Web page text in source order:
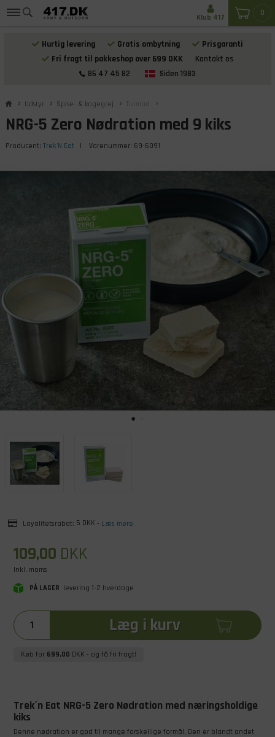
Hurtig levering Gratis ombytning
Prisgaranti
Fri fragt til pakkeshop over 699 DKK
Kontakt os
86 47 45 82
Siden 1983
0
Klub 417
Udstyr Spise- & kogegrej Turmad
NRG-5 Zero Nødration med 9 kiks
Producent: Trek'N Eat | Varenummer: 69-6091
Loyalitetsrabat: 5 DKK - Læs mere
109,00 DKK
Inkl. moms
PÅ LAGER levering 1-2 hverdage
Læg i kurv
Køb for 699,00 DKK - og få fri fragt!
Trek´n Eat NRG-5 Zero Nødration med næringsholdige
kiks
Denne nødration er god til mange forskellige formål. Den er blandt andet